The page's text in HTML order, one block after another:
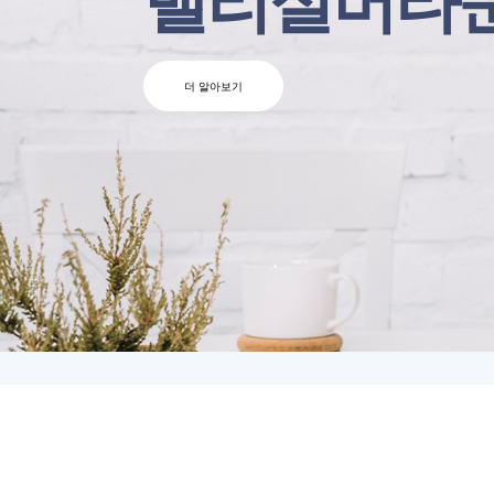
더 알아보기